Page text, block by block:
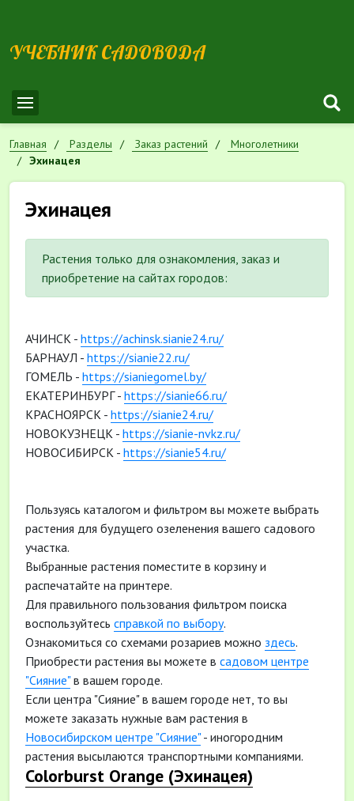
УЧЕБНИК САДОВОДА
Главная Разделы Заказ растений
Многолетники
Эхинацея
Эхинацея
Растения только для ознакомления, заказ и
приобретение на сайтах городов:
АЧИНСК - https://achinsk.sianie24.ru/
БАРНАУЛ - https://sianie22.ru/
ГОМЕЛЬ - https://sianiegomel.by/
ЕКАТЕРИНБУРГ - https://sianie66.ru/
КРАСНОЯРСК - https://sianie24.ru/
НОВОКУЗНЕЦК - https://sianie-nvkz.ru/
НОВОСИБИРСК - https://sianie54.ru/
Пользуясь каталогом и фильтром вы можете выбрать
растения для будущего озеленения вашего садового
участка.
Выбранные растения поместите в корзину и
распечатайте на принтере.
Для правильного пользования фильтром поиска
воспользуйтесь справкой по выбору.
Ознакомиться со схемами розариев можно здесь.
Приобрести растения вы можете в садовом центре
"Сияние"в вашем городе.
Если центра "Сияние" в вашем городе нет, то вы
можете заказать нужные вам растения в
Новосибирском центре "Сияние"- иногородним
растения высылаются транспортными компаниями.
Colorburst Orange (Эхинацея)